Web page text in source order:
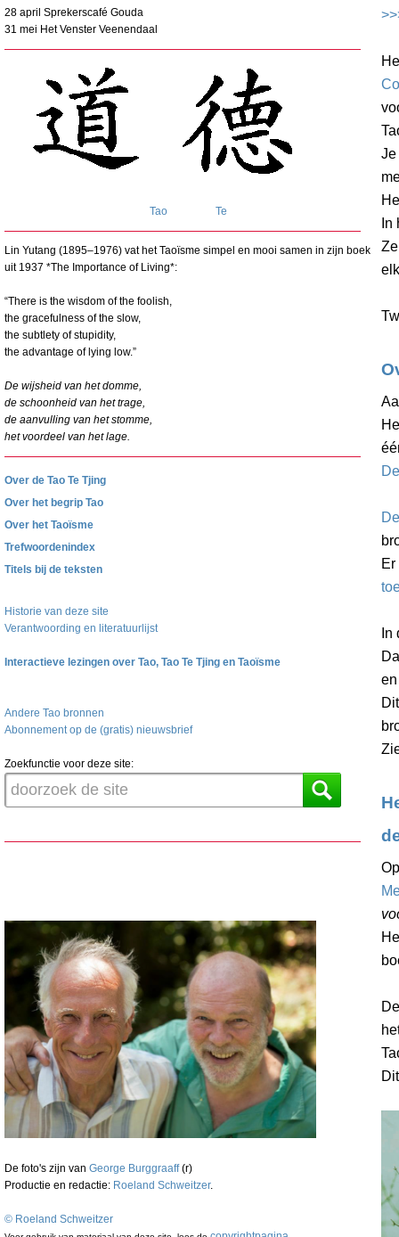
28 april Sprekerscafé Gouda
31 mei Het Venster Veenendaal
Tao Te
Lin Yutang (1895–1976) vat het Taoïsme simpel en mooi samen in zijn boek
uit 1937 *The Importance of Living*:
“There is the wisdom of the foolish,
the gracefulness of the slow,
the subtlety of stupidity,
the advantage of lying low.”
De wijsheid van het domme,
de schoonheid van het trage,
de aanvulling van het stomme,
het voordeel van het lage.
Over de Tao Te Tjing
Over het begrip Tao
Over het Taoïsme
Trefwoordenindex
Titels bij de teksten
Historie van deze site
Verantwoording en literatuurlijst
Interactieve lezingen over Tao, Tao Te Tjing en Taoïsme
Andere Tao bronnen
Abonnement op de (gratis) nieuwsbrief
Zoekfunctie voor deze site:
De foto's zijn van George Burggraaff(r)
Productie en redactie: Roeland Schweitzer.
© Roeland Schweitzer
Je
In
In